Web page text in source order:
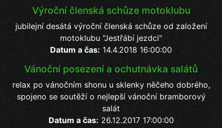
Výroční členská schůze motoklubu
jubilejní desátá výroční členská schůze od založení
motoklubu "Jestřábí jezdci"
Datum a čas: 14.4.2018 16:00:00
Vánoční posezení a ochutnávka salátů
relax po vánočním shonu u sklenky něčeho dobrého,
spojeno se soutěží o nejlepší vánoční bramborový
salát
Datum a čas:26.12.2017 17:00:00